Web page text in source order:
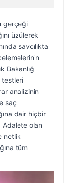
gerçeği
üzülerek
savcılıkta
Bakanlığı
testleri
analizinin
saç
dair hiçbir
Adalete olan
netlik
tüm